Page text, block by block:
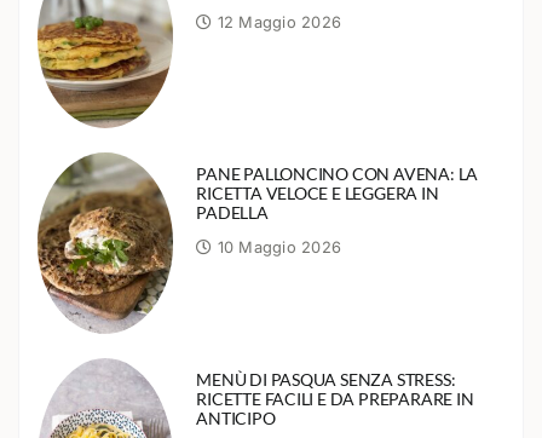
12 Maggio 2026
PANE PALLONCINO CON AVENA: LA
RICETTA VELOCE E LEGGERA IN
PADELLA
10 Maggio 2026
MENÙ DI PASQUA SENZA STRESS:
RICETTE FACILI E DA PREPARARE IN
ANTICIPO